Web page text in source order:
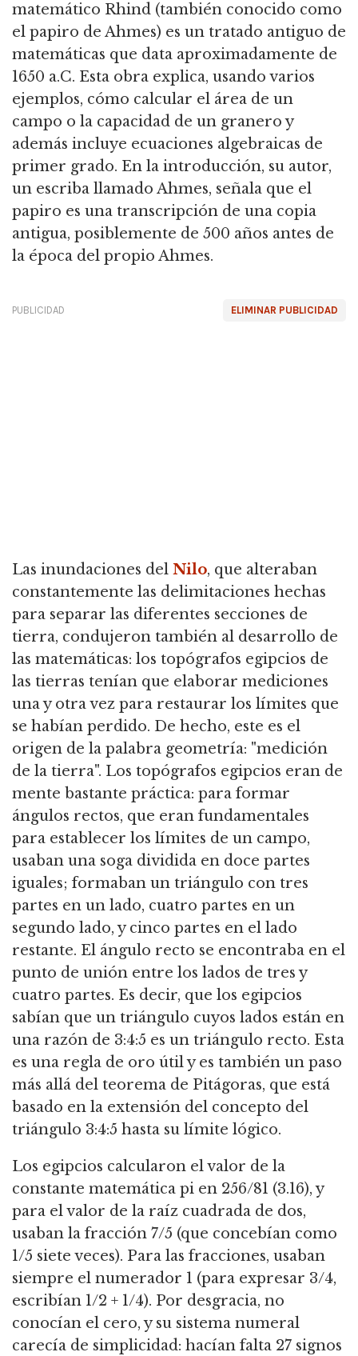
matemático Rhind (también conocido como
el papiro de Ahmes) es un tratado antiguo de
matemáticas que data aproximadamente de
1650 a.C. Esta obra explica, usando varios
ejemplos, cómo calcular el área de un
campo o la capacidad de un granero y
además incluye ecuaciones algebraicas de
primer grado. En la introducción, su autor,
un escriba llamado Ahmes, señala que el
papiro es una transcripción de una copia
antigua, posiblemente de 500 años antes de
la época del propio Ahmes.
ELIMINAR PUBLICIDAD
PUBLICIDAD
Las inundaciones del Nilo, que alteraban
constantemente las delimitaciones hechas
para separar las diferentes secciones de
tierra, condujeron también al desarrollo de
las matemáticas: los topógrafos egipcios de
las tierras tenían que elaborar mediciones
una y otra vez para restaurar los límites que
se habían perdido. De hecho, este es el
origen de la palabra geometría: "medición
de la tierra". Los topógrafos egipcios eran de
mente bastante práctica: para formar
ángulos rectos, que eran fundamentales
para establecer los límites de un campo,
usaban una soga dividida en doce partes
iguales; formaban un triángulo con tres
partes en un lado, cuatro partes en un
segundo lado, y cinco partes en el lado
restante. El ángulo recto se encontraba en el
punto de unión entre los lados de tres y
cuatro partes. Es decir, que los egipcios
sabían que un triángulo cuyos lados están en
una razón de 3:4:5 es un triángulo recto. Esta
es una regla de oro útil y es también un paso
más allá del teorema de Pitágoras, que está
basado en la extensión del concepto del
triángulo 3:4:5 hasta su límite lógico.
Los egipcios calcularon el valor de la
constante matemática pi en 256/81 (3.16), y
para el valor de la raíz cuadrada de dos,
usaban la fracción 7/5 (que concebían como
1/5 siete veces). Para las fracciones, usaban
siempre el numerador 1 (para expresar 3/4,
escribían 1/2 + 1/4). Por desgracia, no
conocían el cero, y su sistema numeral
carecía de simplicidad: hacían falta 27 signos